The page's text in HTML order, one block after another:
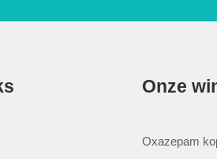
Onze
Oxazepam